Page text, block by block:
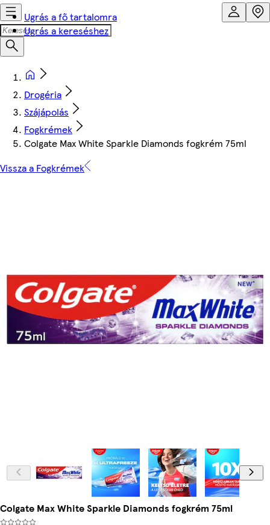
Ugrás a fő tartalomra
Ugrás a kereséshez
Drogéria
Szájápolás
Fogkrémek
Colgate Max White Sparkle Diamonds fogkrém 75ml
Vissza a Fogkrémek
Colgate Max White Sparkle Diamonds fogkrém 75ml